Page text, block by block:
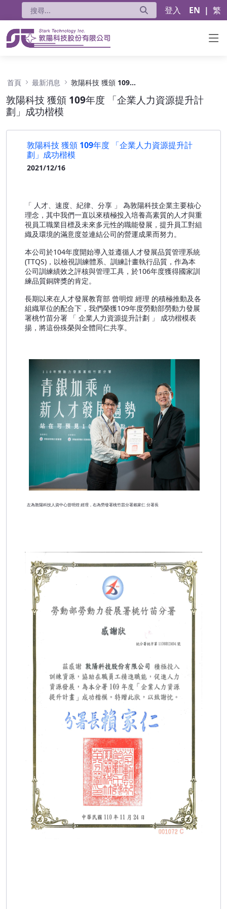
登入 EN | 繁
首頁 最新消息 敦陽科技 獲頒 109年度 「企業人力資源提升計劃」成功楷模
敦陽科技 獲頒 109年度 「企業人力資源提升計
劃」成功楷模
敦陽科技 獲頒 109年度 「企業人力資源提升計
劃」成功楷模
2021/12/16
「 人才、速度、紀律、分享 」
為敦陽科技企業主要核心
理念，其中我們一直以來積極投入培養高素質的人才與重
視員工職業目標及未來多元性的職能發展，提升員工對組
織及環境的滿意度並連結公司的營運成果而努力。
本公司於104年度開始導入並遵循人才發展品質管理系統
(TTQS) ，以檢視訓練體系、訓練計畫執行品質，作為本
公司訓練績效之評核與管理工具，於106年度獲得國家訓
練品質銅牌獎的肯定。
長期以來在人才發展教育部 曾明煌 經理 的積極推動及各
組織單位的配合下，我們榮獲109年度勞動部勞動力發展
署桃竹苗分署
「 企業人力資源提升計劃 」
成功楷模表
揚，將這份殊榮與全體同仁共享。
左為敦陽科技人資中心曾明煌 經理，右為勞發署桃竹苗分署賴家仁 分署長